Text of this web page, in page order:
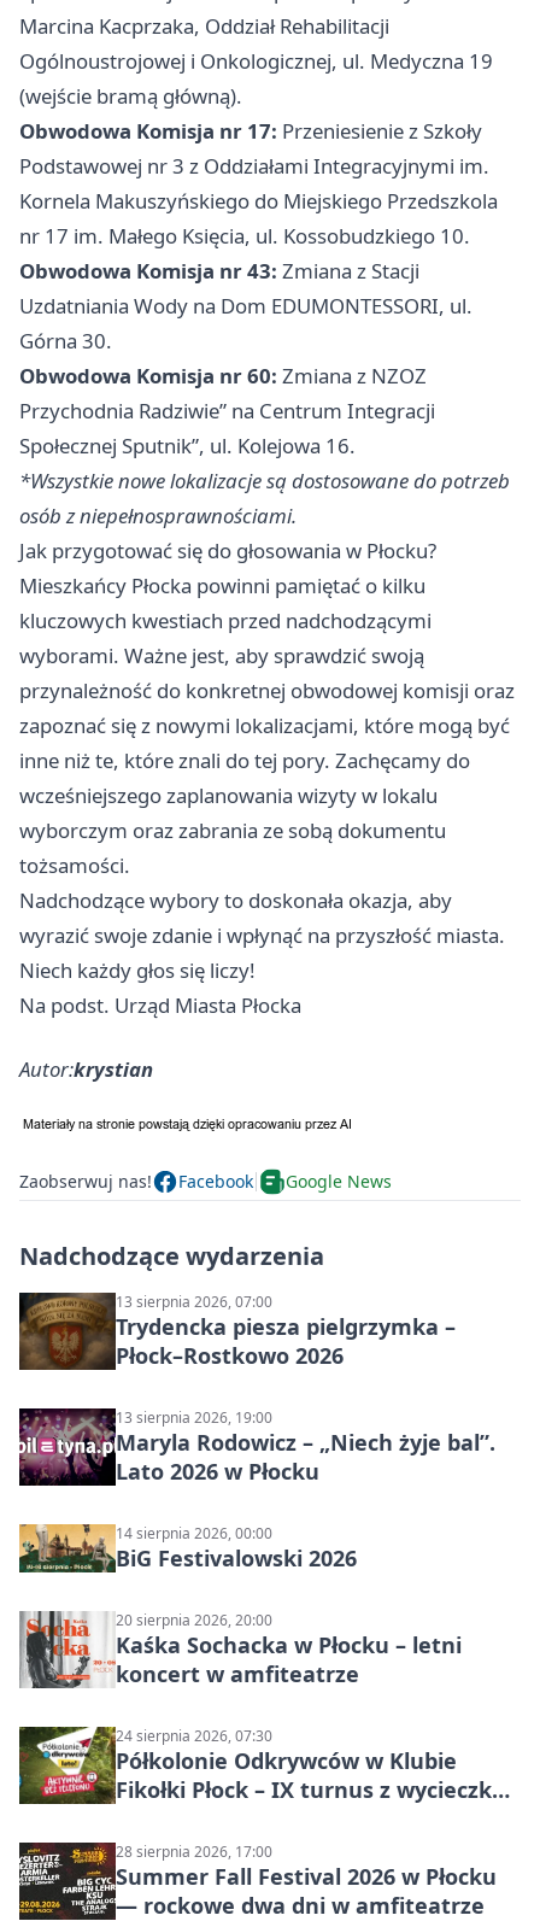
Marcina Kacprzaka, Oddział Rehabilitacji
Ogólnoustrojowej i Onkologicznej, ul. Medyczna 19
(wejście bramą główną).
Obwodowa Komisja nr 17: Przeniesienie z Szkoły
Podstawowej nr 3 z Oddziałami Integracyjnymi im.
Kornela Makuszyńskiego do Miejskiego Przedszkola
nr 17 im. Małego Księcia, ul. Kossobudzkiego 10.
Obwodowa Komisja nr 43: Zmiana z Stacji
Uzdatniania Wody na Dom EDUMONTESSORI, ul.
Górna 30.
Obwodowa Komisja nr 60: Zmiana z NZOZ
Przychodnia Radziwie” na Centrum Integracji
Społecznej Sputnik”, ul. Kolejowa 16.
*Wszystkie nowe lokalizacje są dostosowane do potrzeb
osób z niepełnosprawnościami.
Jak przygotować się do głosowania w Płocku?
Mieszkańcy Płocka powinni pamiętać o kilku
kluczowych kwestiach przed nadchodzącymi
wyborami. Ważne jest, aby sprawdzić swoją
przynależność do konkretnej obwodowej komisji oraz
zapoznać się z nowymi lokalizacjami, które mogą być
inne niż te, które znali do tej pory. Zachęcamy do
wcześniejszego zaplanowania wizyty w lokalu
wyborczym oraz zabrania ze sobą dokumentu
tożsamości.
Nadchodzące wybory to doskonała okazja, aby
wyrazić swoje zdanie i wpłynąć na przyszłość miasta.
Niech każdy głos się liczy!
Na podst. Urząd Miasta Płocka
Autor:krystian
Zaobserwuj nas! Facebook Google News
Nadchodzące wydarzenia
13 sierpnia 2026, 07:00
Trydencka piesza pielgrzymka –
Płock–Rostkowo 2026
13 sierpnia 2026, 19:00
Maryla Rodowicz – „Niech żyje bal”.
Lato 2026 w Płocku
14 sierpnia 2026, 00:00
BiG Festivalowski 2026
20 sierpnia 2026, 20:00
Kaśka Sochacka w Płocku – letni
koncert w amfiteatrze
24 sierpnia 2026, 07:30
Półkolonie Odkrywców w Klubie
Fikołki Płock – IX turnus z wycieczką
28 sierpnia 2026, 17:00
Summer Fall Festival 2026 w Płocku
— rockowe dwa dni w amfiteatrze